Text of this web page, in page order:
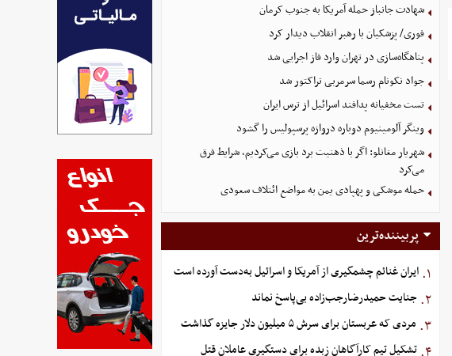
شهادت جانباز حمله آمریکا به جنوب کرمان
فوری/ پزشکیان با رهبر انقلاب دیدار کرد
پناهگاه‌سازی در تهران وارد فاز اجرایی شد
جواد نکونام رسما سرمربی تراکتور شد
تست مخفیانه پدافند اسرائیل از ترس ایران
وینگر آلومینیوم دوباره دروازه پرسپولیس را گشود
شهریار مغانلو: اگر با ذهنیت برد بازی می‌کردیم، شرایط فرق
می‌کرد
حمله موشکی و پهپادی یمن به مواضع ائتلاف سعودی
پربیننده‌ترین
۱. ایران غنائم چشمگیری از آمریکا و اسرائیل به‌دست آورده است
۲. جنایت حمیدرضارجب‌زاده بی‌پاسخ نماند
۳. مردی که عربستان برای سرش ۵ میلیون دلار جایزه گذاشت
تشکیل تیم کارآگاهان زبده برای دستگیری عاملان قتل